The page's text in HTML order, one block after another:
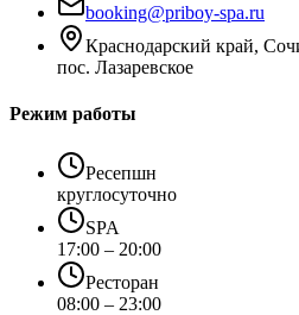
booking@priboy-spa.ru
Краснодарский край,
пос. Лазаревское
Режим работы
Ресепшн
круглосуточно
SPA
17:00 – 20:00
Ресторан
08:00 – 23:00